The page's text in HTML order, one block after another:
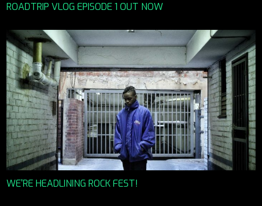
ROADTRIP VLOG EPISODE 1 OUT NOW
WE'RE HEADLINING ROCK FEST!